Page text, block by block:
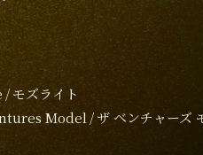
モズライト
Model ザ ベンチャーズ